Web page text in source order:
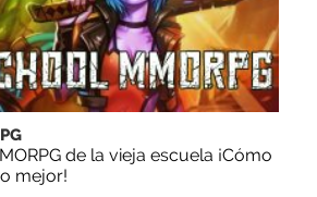
de la vieja escuela ¡Cómo
mejor!